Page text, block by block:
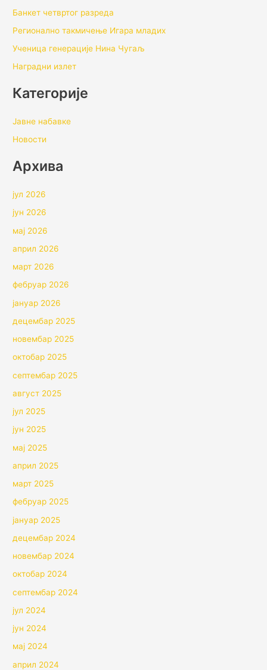
Банкет четвртог разреда
Регионално такмичењe Игара младих
Ученица генерације Нина Чугаљ
Наградни излет
Категорије
Јавне набавке
Новости
Архивa
јул 2026
јун 2026
мај 2026
април 2026
март 2026
фебруар 2026
јануар 2026
децембар 2025
новембар 2025
октобар 2025
септембар 2025
август 2025
јул 2025
јун 2025
мај 2025
април 2025
март 2025
фебруар 2025
јануар 2025
децембар 2024
новембар 2024
октобар 2024
септембар 2024
јул 2024
јун 2024
мај 2024
април 2024